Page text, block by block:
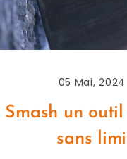
05 Mai, 2024
Smash un
sans